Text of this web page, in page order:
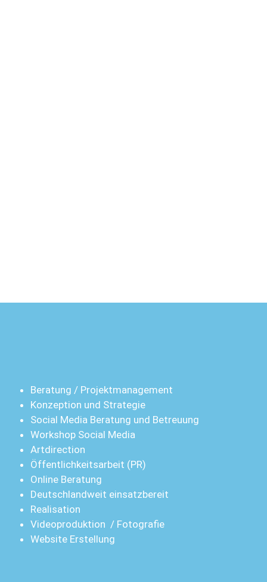
Bera­tung / Projektmanagement
Kon­zep­ti­on und Strategie
Social Media Bera­tung und Betreuung
Work­shop Social Media
Art­di­rec­tion
Öffent­lich­keits­ar­beit (PR)
Online Bera­tung
Deutsch­land­weit einsatzbereit
Rea­li­sa­ti­on
Video­pro­duk­ti­on / Fotografie
Web­site Erstellung